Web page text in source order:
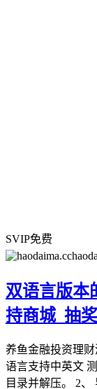
SVIP免费
双语言版本
持商城_抽
养鱼金融投资理
语言支持中英文
目录并解压。 2、